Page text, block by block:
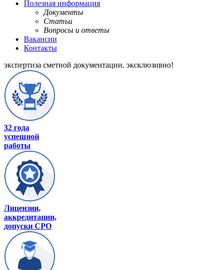
Полезная информация
Документы
Статьи
Вопросы и ответы
Вакансии
Контакты
экспертиза сметной документации. эксклюзивно!
32 года
успешной
работы
Лицензии,
аккредитации,
допуски СРО